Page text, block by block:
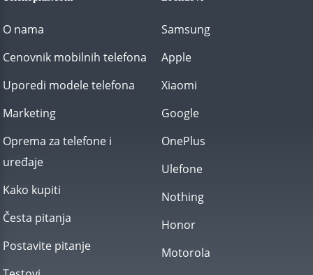
O nama
Cenovnik mobilnih telefona
Uporedi modele telefona
Marketing
Oprema za telefone i
uređaje
Kako kupiti
Česta pitanja
Postavite pitanje
Samsung
Apple
Xiaomi
Google
OnePlus
Ulefone
Nothing
Honor
Motorola